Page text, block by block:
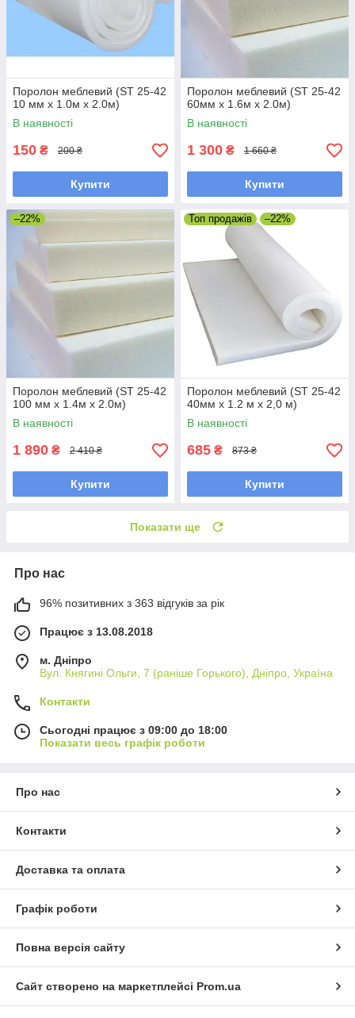
Поролон меблевий (ST 25-42
10 мм х 1.0м х 2.0м)
В наявності
150 ₴ 200 ₴
Купити
Поролон меблевий (ST 25-42
60мм х 1.6м х 2.0м)
В наявності
1 300 ₴ 1 660 ₴
Купити
–22%
Поролон меблевий (ST 25-42
100 мм х 1.4м х 2.0м)
В наявності
1 890 ₴ 2 410 ₴
Купити
Топ продажів –22%
Поролон меблевий (ST 25-42
40мм х 1.2 м х 2,0 м)
В наявності
685 ₴ 873 ₴
Купити
Показати ще
Про нас
96% позитивних з 363 відгуків за рік
Працює з 13.08.2018
м. Дніпро
Вул. Княгині Ольги, 7 (раніше Горького), Дніпро, Україна
Контакти
Сьогодні працює з 09:00 до 18:00
Показати весь графік роботи
Про нас
Контакти
Доставка та оплата
Графік роботи
Повна версія сайту
Сайт створено на маркетплейсі Prom.ua